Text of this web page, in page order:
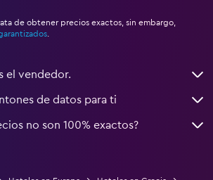
de obtener precios exactos, sin embargo,
el vendedor.
de datos para ti
no son 100% exactos?